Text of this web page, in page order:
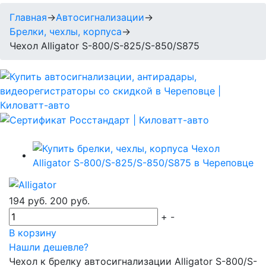
Главная→Автосигнализации→
Брелки, чехлы, корпуса→
Чехол Alligator S-800/S-825/S-850/S875
194 руб. 200 руб.
+ -
В корзину
Нашли дешевле?
Чехол к брелку автосигнализации Alligator S-800/S-